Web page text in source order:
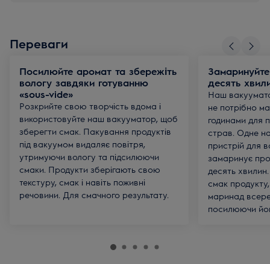
Переваги
Посилюйте аромат та збережіть
вологу завдяки готуванню
«sous-vide»
Розкрийте свою творчість вдома і
використовуйте наш вакууматор, щоб
зберегти смак. Пакування продуктів
під вакуумом видаляє повітря,
утримуючи вологу та підсилюючи
смаки. Продукти зберігають свою
текстуру, смак і навіть поживні
речовини. Для смачного результату.
десять
Наш
не потрібно
годинами для
страв. Одне
пристрій для
замаринує
десять
смак
маринад
посилюючи